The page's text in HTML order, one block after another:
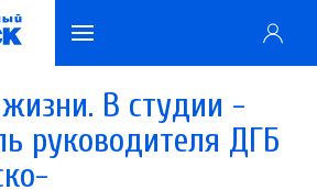
В студии -
руководителя ДГБ